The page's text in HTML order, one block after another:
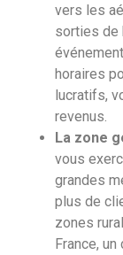
vers les
sorties de
horaires
lucratifs,
revenus.
La zone
vous
grandes
plus de
zones
France,